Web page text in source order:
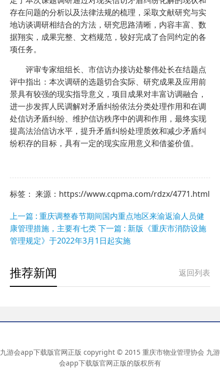
存在问题的分析以及法律法规的梳理，采取文献研究与实
地访谈调研相结合的方法，研究思路清晰，内容丰富、数
据翔实，成果完整、文档规范，较好完成了合同约定的各
项任务。
评审专家组组长、市信访办接访处黎伟处长在结题点
评中指出：本次调研的选题切合实际、研究成果及应用前
景具有较强的现实指导意义，项目成果对丰富访调融合，
进一步发挥人民调解对矛盾纠纷依法分类处理作用和在调
处信访矛盾纠纷、维护信访秩序中的调和作用，最终实现
提高法治信访水平，提升矛盾纠纷处理质效和减少矛盾纠
纷积存的目标，具有一定的现实应用意义和借鉴价值。
标签： 来源：https://www.cqpma.com/rdzx/4771.html
上一篇 : 重庆调整春节期间国内重点地区来渝返渝人员健
康管理措施，主要有七类下一篇 : 新版《重庆市消防设施
管理规定》于2022年3月1日起实施
返回列表
推荐新闻
九游会app下载版官网正版 copyright © 2015 重庆市物业管理协会 九游
会app下载版官网正版的版权所有